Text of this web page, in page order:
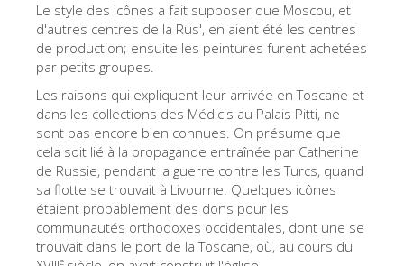
la Basilique de Santa Croce
Réserver
Réserver une visite guidée
Les billets coupe-file
FR
ENGLISH
中文
DEUTSCH
Le style des icônes a fait supposer que Moscou, et
d'autres centres de la Rus', en aient été les centres
de production; ensuite les peintures furent achetées
par petits groupes.
Les raisons qui expliquent leur arrivée en Toscane et
dans les collections des Médicis au Palais Pitti, ne
sont pas encore bien connues. On présume que
cela soit lié à la propagande entraînée par Catherine
de Russie, pendant la guerre contre les Turcs, quand
sa flotte se trouvait à Livourne. Quelques icônes
étaient probablement des dons pour les
communautés orthodoxes occidentales, dont une se
trouvait dans le port de la Toscane, où, au cours du
e